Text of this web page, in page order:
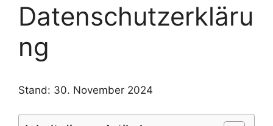
Datenschutzerkläru
ng
Stand: 30. November 2024